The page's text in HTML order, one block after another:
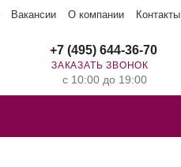
Вакансии О компании Контакты
+7 (495) 644-36-70
ЗАКАЗАТЬ ЗВОНОК
с 10:00 до 19:00